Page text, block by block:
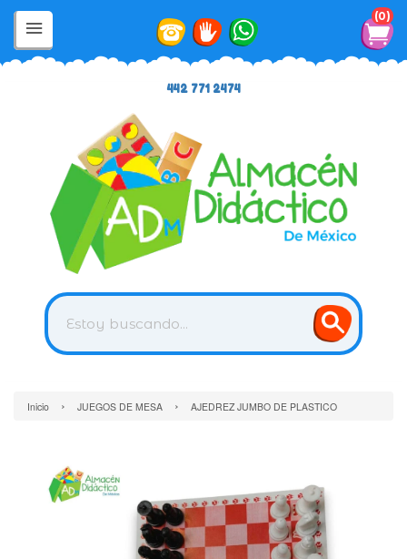
0
442 771 2474
Inicio › JUEGOS DE MESA › AJEDREZ JUMBO DE PLASTICO